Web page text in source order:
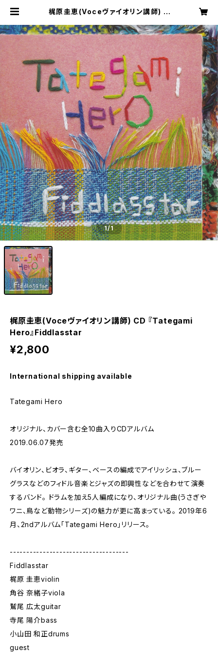
梶原圭恵(Voceヴァイオリン講師) C
r | Voceオンラインストア
1/1
梶原圭恵(Voceヴァイオリン講師) CD 『Tategami
Hero』Fiddlasstar
¥2,800
International shipping available
Tategami Hero
オリジナル、カバー含む全10曲入りCDアルバム
2019.06.07発売
バイオリン、ビオラ、ギター、ベースの編成でアイリッシュ、ブルー
グラスなどのフィドル音楽とジャズの即興性などを合わせて演奏
するバンド。 ドラムを加え5人編成になり、オリジナル曲(うさぎや
ワニ、鳥など動物シリーズ)の魅力が更に高まっている。 2019年6
月、2ndアルバム「Tategami Hero」リリース。
------------------------------------
Fiddlasstar
梶原 圭恵violin
角谷 奈緒子viola
鷲尾 広太guitar
寺尾 陽介bass
小山田 和正drums
guest